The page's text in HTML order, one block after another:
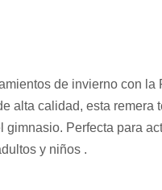
de invierno con
alta calidad, esta remera
Perfecta para
y niños .